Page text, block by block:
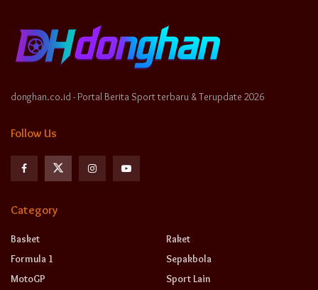
donghan.co.id - Portal Berita Sport terbaru & Terupdate 2026
Follow Us
Category
Basket
Formula 1
MotoGP
Raket
Sepakbola
Sport Lain